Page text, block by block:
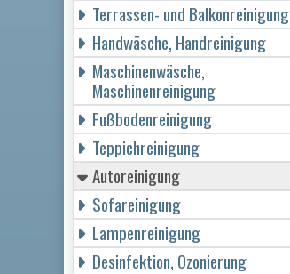
Terrassen- und Balkonreinigung
Handwäsche, Handreinigung
Maschinenwäsche,
Maschinenreinigung
Fußbodenreinigung
Teppichreinigung
Autoreinigung
Sofareinigung
Lampenreinigung
Desinfektion, Ozonierung